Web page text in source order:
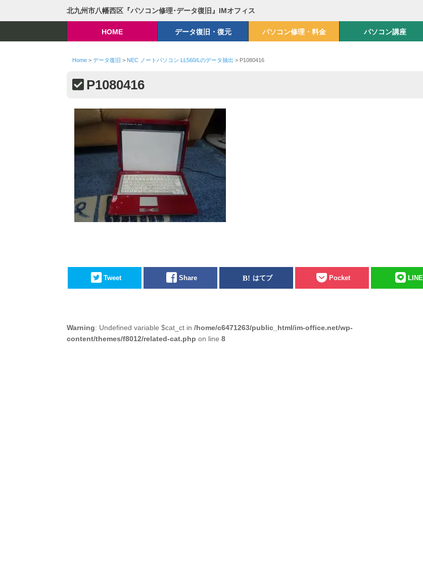
北九州市八幡西区『パソコン修理･データ復旧』IMオフィス
HOME データ復旧・復元 パソコン修理・料金 パソコン講座
Home> データ復旧 > NEC ノートパソコン LL560/Lのデータ抽出 > P1080416
P1080416
Tweet Share はてブ Pocket LINE
Warning: Undefined variable $cat_ct in /home/c6471263/public_html/im-office.net/wp-
content/themes/f8012/related-cat.php on line 8